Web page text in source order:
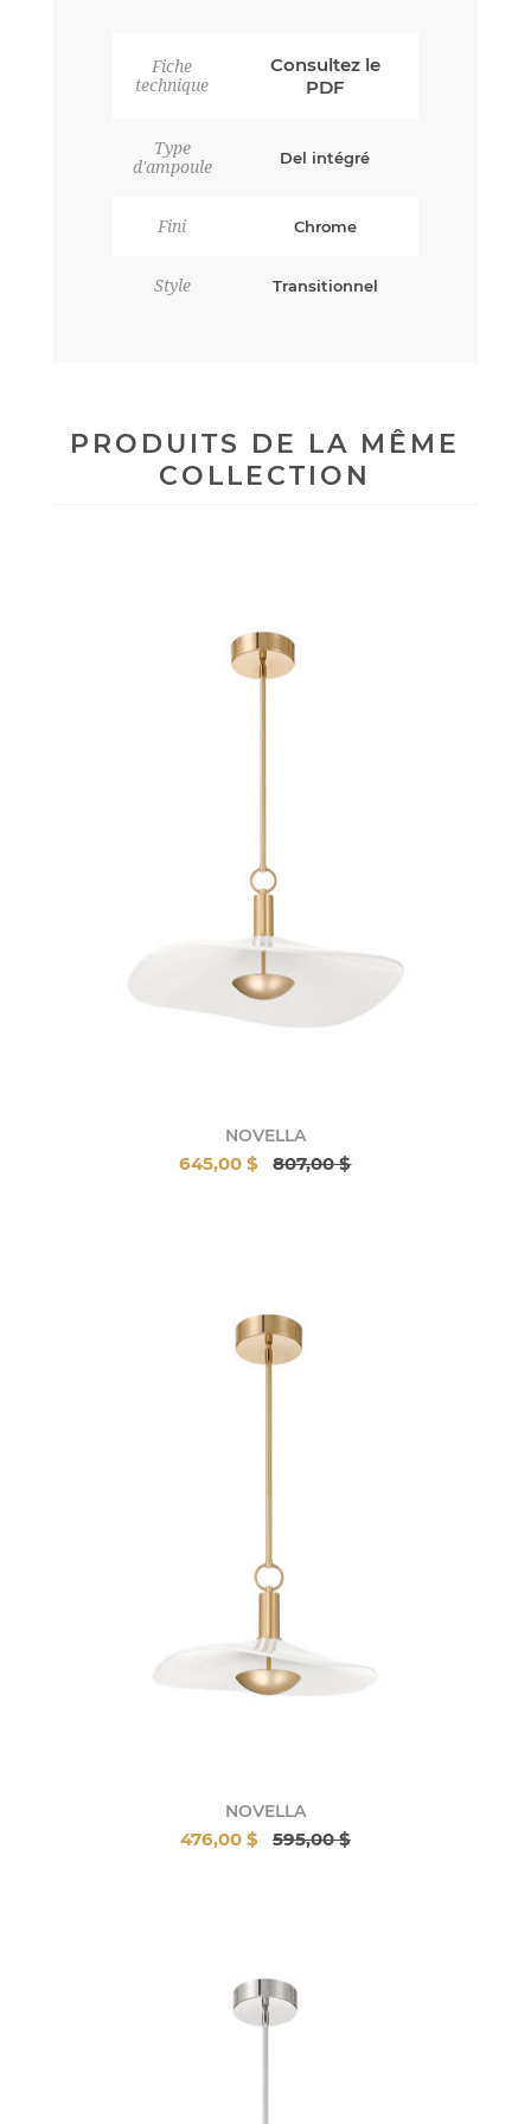
Fiche
technique
Consultez le
PDF
Type
d'ampoule
Del intégré
Fini Chrome
Style Transitionnel
PRODUITS DE LA MÊME
COLLECTION
NOVELLA
645,00 $ 807,00 $
NOVELLA
476,00 $ 595,00 $